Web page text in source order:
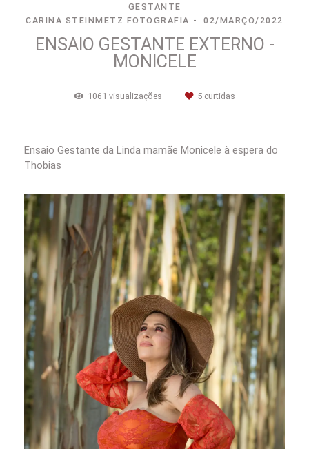
GESTANTE
CARINA STEINMETZ FOTOGRAFIA
02/MARÇO/2022
ENSAIO GESTANTE EXTERNO -
MONICELE
1061 visualizações 5 curtidas
Ensaio Gestante da Linda mamãe Monicele à espera do
Thobias